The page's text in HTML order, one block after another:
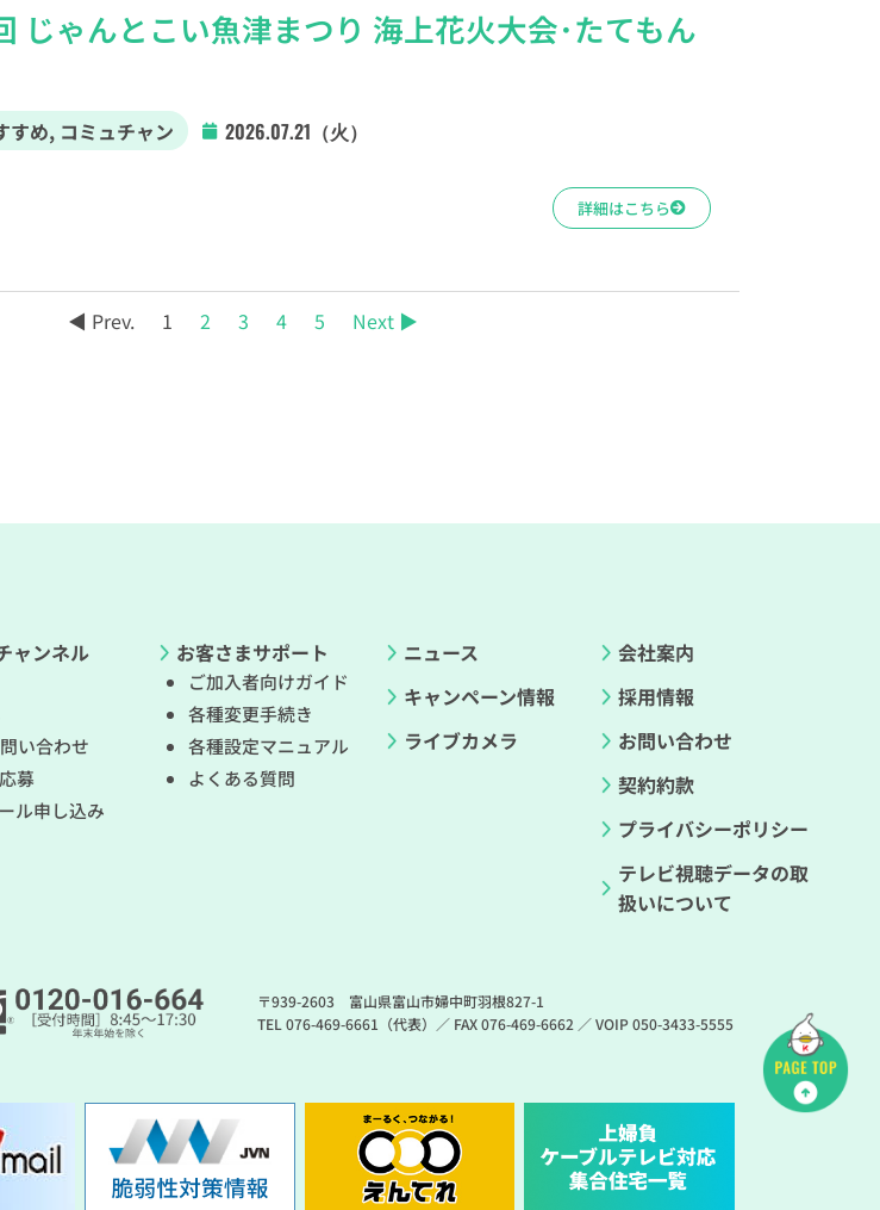
じゃんとこい魚津まつり 海上花火大会･たてもん
すめ, コミュチャン 2026.07.21（火）
詳細はこちら
◀ Prev. 1 2 3 4 5 Next ▶
ャンネル
い合わせ
募
ル申し込み
お客さまサポート
ご加入者向けガイド
各種変更手続き
各種設定マニュアル
よくある質問
ニュース
キャンペーン情報
ライブカメラ
会社案内
採用情報
お問い合わせ
契約約款
プライバシーポリシー
テレビ視聴データの取
扱いについて
〒939-2603 富山県富山市婦中町羽根827-1
TEL 076-469-6661（代表） ／FAX 076-469-6662 ／VOIP 050-3433-5555